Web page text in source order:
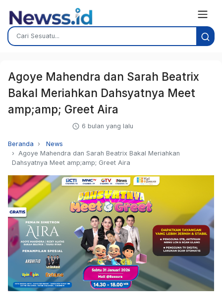
Agoye Mahendra dan Sarah Beatrix
Bakal Meriahkan Dahsyatnya Meet
amp;amp; Greet Aira
6 bulan yang lalu
Beranda
News
Agoye Mahendra dan Sarah Beatrix Bakal Meriahkan
Dahsyatnya Meet amp;amp; Greet Aira